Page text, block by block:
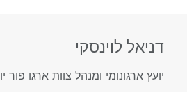
דניאל לוינסקי
יועץ ארגונומי ומנהל צוות ארגו פור יו